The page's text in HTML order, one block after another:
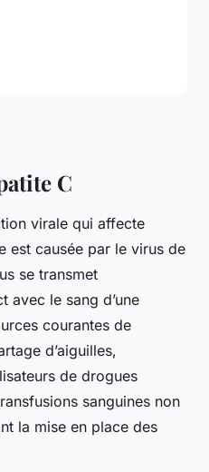
C
virale qui affecte
est causée par le virus de
se transmet
avec le sang d’une
courantes de
d’aiguilles,
de drogues
sanguines non
la mise en place des